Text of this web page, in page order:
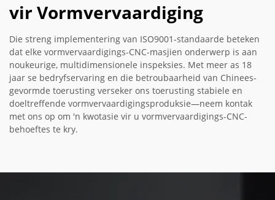
vir Vormvervaardiging
Die streng implementering van ISO9001-standaarde beteken
dat elke vormvervaardigings-CNC-masjien onderwerp is aan
noukeurige, multidimensionele inspeksies. Met meer as 18
jaar se bedryfservaring en die betroubaarheid van Chinees-
gevormde toerusting verseker ons toerusting stabiele en
doeltreffende vormvervaardigingsproduksie—neem kontak
met ons op om 'n kwotasie vir u vormvervaardigings-CNC-
behoeftes te kry.